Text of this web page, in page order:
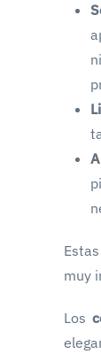
muy
Los